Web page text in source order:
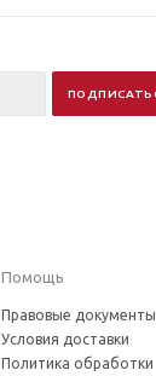
Помощь
Правовые документы
Условия доставки
Политика обработки